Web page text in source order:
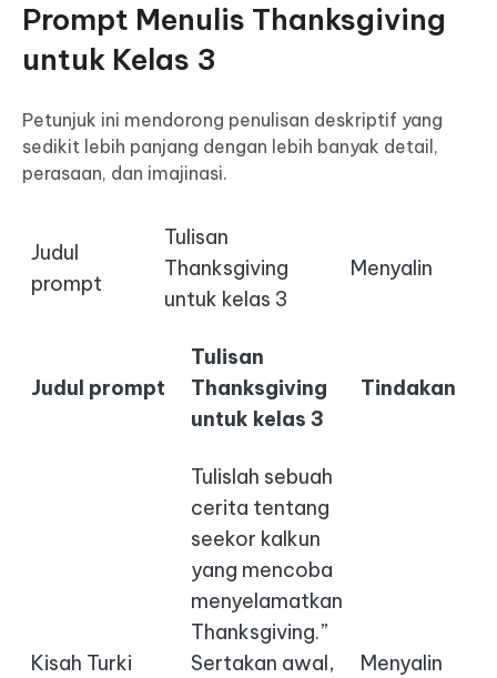
Prompt Menulis Thanksgiving
untuk Kelas 3
Petunjuk ini mendorong penulisan deskriptif yang
sedikit lebih panjang dengan lebih banyak detail,
perasaan, dan imajinasi.
Judul
prompt
Tulisan
Thanksgiving
untuk kelas 3
Menyalin
Judul prompt
Tulisan
Thanksgiving
untuk kelas 3
Tindakan
Kisah Turki
Tulislah sebuah
cerita tentang
seekor kalkun
yang mencoba
menyelamatkan
Thanksgiving.”
Sertakan awal,
Menyalin